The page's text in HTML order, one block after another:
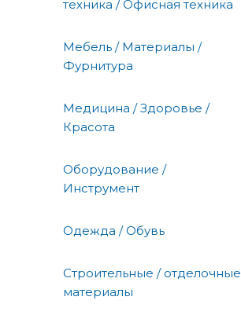
техника / Офисная техника
Мебель / Материалы /
Фурнитура
Медицина / Здоровье /
Красота
Оборудование /
Инструмент
Одежда / Обувь
Строительные / отделочные
материалы